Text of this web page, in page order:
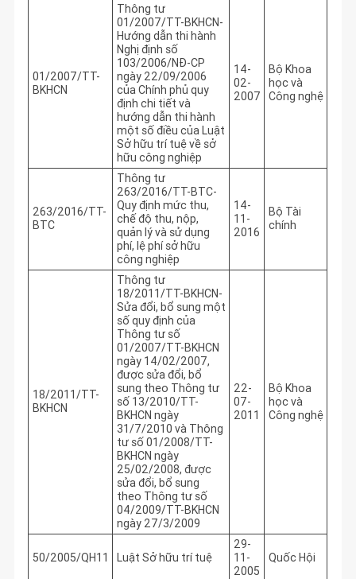
01/2007/TT-
BKHCN
Thông tư
01/2007/TT-BKHCN-
Hướng dẫn thi hành
Nghị định số
103/2006/NĐ-CP
ngày 22/09/2006
của Chính phủ quy
định chi tiết và
hướng dẫn thi hành
một số điều của Luật
Sở hữu trí tuệ về sở
hữu công nghiệp
14-
02-
2007
Bộ Khoa
học và
Công nghệ
263/2016/TT-
BTC
Thông tư
263/2016/TT-BTC-
Quy định mức thu,
chế độ thu, nộp,
quản lý và sử dụng
phí, lệ phí sở hữu
công nghiệp
14-
11-
2016
Bộ Tài
chính
18/2011/TT-
BKHCN
Thông tư
18/2011/TT-BKHCN-
Sửa đổi, bổ sung một
số quy định của
Thông tư số
01/2007/TT-BKHCN
ngày 14/02/2007,
được sửa đổi, bổ
sung theo Thông tư
số 13/2010/TT-
BKHCN ngày
31/7/2010 và Thông
tư số 01/2008/TT-
BKHCN ngày
25/02/2008, được
sửa đổi, bổ sung
theo Thông tư số
04/2009/TT-BKHCN
ngày 27/3/2009
22-
07-
2011
Bộ Khoa
học và
Công nghệ
50/2005/QH11 Luật Sở hữu trí tuệ
29-
11-
2005
Quốc Hội